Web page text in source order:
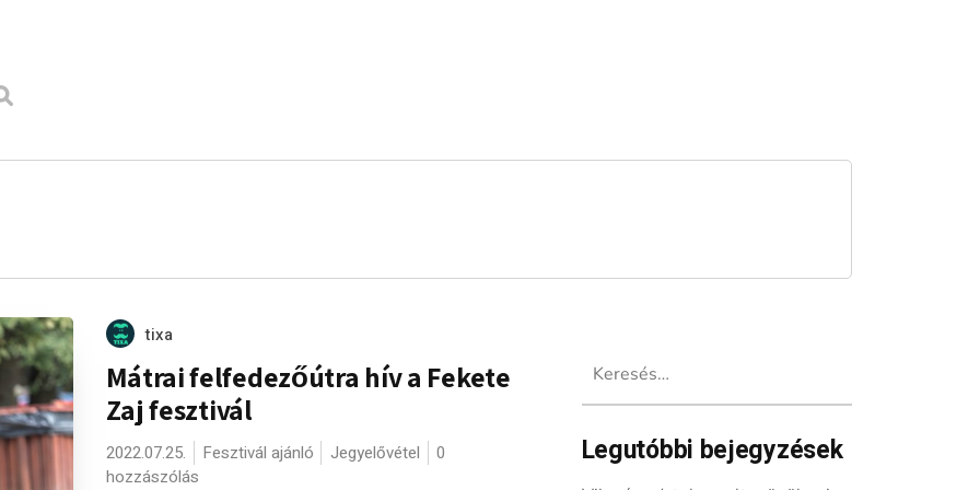
tixa
Mátrai felfedezőútra hív a Fekete
Zaj fesztivál
2022.07.25. Fesztivál ajánló Jegyelővétel
0
hozzászólás
Legutóbbi bejegyzések